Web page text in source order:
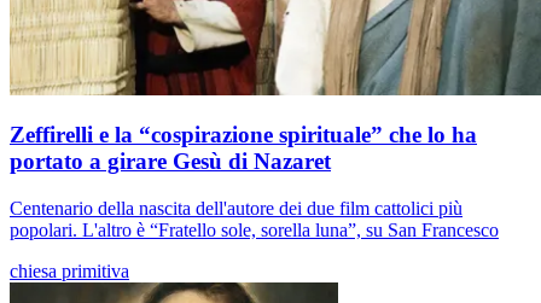
Zeffirelli e la “cospirazione spirituale” che lo ha
portato a girare Gesù di Nazaret
Centenario della nascita dell'autore dei due film cattolici più
popolari. L'altro è “Fratello sole, sorella luna”, su San Francesco
chiesa primitiva